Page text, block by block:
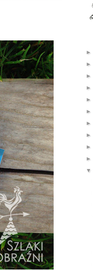
►
►
►
►
►
►
►
►
►
►
▼